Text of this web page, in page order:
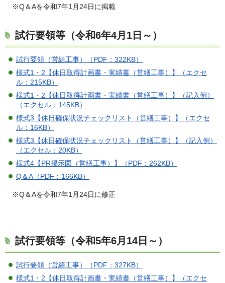
※Q＆Aを令和7年1月24日に掲載
試行要領等（令和6年4月1日～）
試行要領（営繕工事）（PDF：322KB）
様式1・2【休日取得計画書・実績書（営繕工事）】（エクセ
ル：215KB）
様式1・2【休日取得計画書・実績書（営繕工事）】（記入例）
（エクセル：145KB）
様式3【休日確保状況チェックリスト（営繕工事）】（エクセ
ル：16KB）
様式3【休日確保状況チェックリスト（営繕工事）】（記入例）
（エクセル：20KB）
様式4【PR掲示図（営繕工事）】（PDF：262KB）
Q＆A（PDF：166KB）
※Q＆Aを令和7年1月24日に修正
試行要領等（令和5年6月14日～）
試行要領（営繕工事）（PDF：327KB）
様式1・2【休日取得計画書・実績書（営繕工事）】（エクセ